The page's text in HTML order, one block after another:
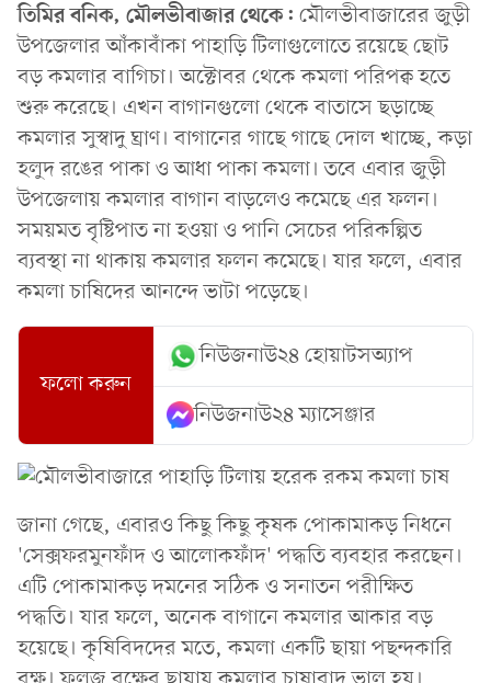
তিমির বনিক, মৌলভীবাজার থেকে: মৌলভীবাজারের জুড়ী
উপজেলার আঁকাবাঁকা পাহাড়ি টিলাগুলোতে রয়েছে ছোট
বড় কমলার বাগিচা। অক্টোবর থেকে কমলা পরিপক্ব হতে
শুরু করেছে। এখন বাগানগুলো থেকে বাতাসে ছড়াচ্ছে
কমলার সুস্বাদু ঘ্রাণ। বাগানের গাছে গাছে দোল খাচ্ছে, কড়া
হলুদ রঙের পাকা ও আধা পাকা কমলা। তবে এবার জুড়ী
উপজেলায় কমলার বাগান বাড়লেও কমেছে এর ফলন।
সময়মত বৃষ্টিপাত না হওয়া ও পানি সেচের পরিকল্পিত
ব্যবস্থা না থাকায় কমলার ফলন কমেছে। যার ফলে, এবার
কমলা চাষিদের আনন্দে ভাটা পড়েছে।
ফলো করুন
নিউজনাউ২৪ হোয়াটসঅ্যাপ
নিউজনাউ২৪ ম্যাসেঞ্জার
জানা গেছে, এবারও কিছু কিছু কৃষক পোকামাকড় নিধনে
'সেক্সফরমুনফাঁদ ও আলোকফাঁদ' পদ্ধতি ব্যবহার করছেন।
এটি পোকামাকড় দমনের সঠিক ও সনাতন পরীক্ষিত
পদ্ধতি। যার ফলে, অনেক বাগানে কমলার আকার বড়
হয়েছে। কৃষিবিদদের মতে, কমলা একটি ছায়া পছন্দকারি